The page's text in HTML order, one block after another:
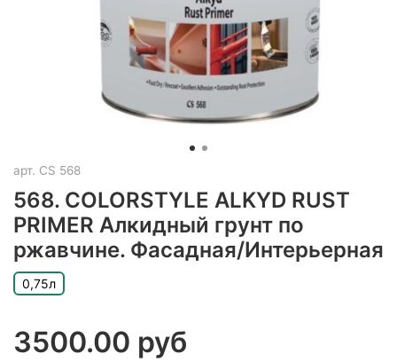
арт. CS 568
568. COLORSTYLE ALKYD RUST
PRIMER Алкидный грунт по
ржавчине. Фасадная/Интерьерная
0,75л
3500.00 руб